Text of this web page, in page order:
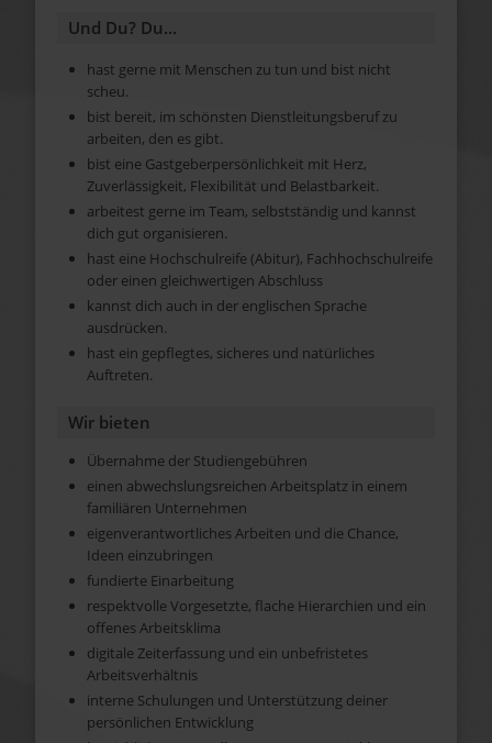
Und Du? Du...
hast gerne mit Menschen zu tun und bist nicht
scheu.
bist bereit, im schönsten Dienstleitungsberuf zu
arbeiten, den es gibt.
bist eine Gastgeberpersönlichkeit mit Herz,
Zuverlässigkeit, Flexibilität und Belastbarkeit.
arbeitest gerne im Team, selbstständig und kannst
dich gut organisieren.
hast eine Hochschulreife (Abitur), Fachhochschulreife
oder einen gleichwertigen Abschluss
kannst dich auch in der englischen Sprache
ausdrücken.
hast ein gepflegtes, sicheres und natürliches
Auftreten.
Wir bieten
Übernahme der Studiengebühren
einen abwechslungsreichen Arbeitsplatz in einem
familiären Unternehmen
eigenverantwortliches Arbeiten und die Chance,
Ideen einzubringen
fundierte Einarbeitung
respektvolle Vorgesetzte, flache Hierarchien und ein
offenes Arbeitsklima
digitale Zeiterfassung und ein unbefristetes
Arbeitsverhältnis
interne Schulungen und Unterstützung deiner
persönlichen Entwicklung